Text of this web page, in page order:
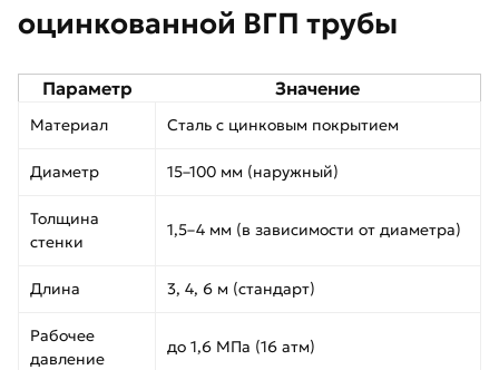
оцинкованной ВГП трубы
Параметр Значение
Материал Сталь с цинковым покрытием
Диаметр 15–100 мм (наружный)
Толщина
стенки
1,5–4 мм (в зависимости от диаметра)
Длина 3, 4, 6 м (стандарт)
Рабочее
давление
до 1,6 МПа (16 атм)